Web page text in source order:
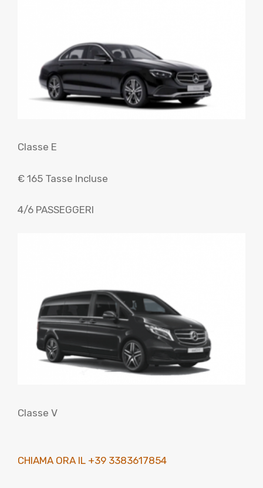
Classe E
€ 165 Tasse Incluse
4/6 PASSEGGERI
Classe V
CHIAMA ORA IL +39 3383617854